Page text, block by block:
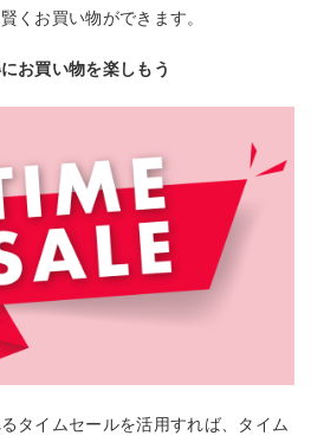
くお買い物ができます。
お買い物を楽しもう
タイムセールを活用すれば、タイム